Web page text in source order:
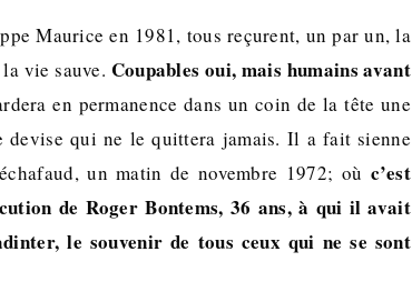
Maurice en 1981, tous reçurent, un par un, la
vie sauve. Coupables oui, mais humains avant
en permanence dans un coin de la tête une
devise qui ne le quittera jamais. Il a fait sienne
un matin de novembre 1972; où c’est
de Roger Bontems, 36 ans, à qui il avait
le souvenir de tous ceux qui ne se sont